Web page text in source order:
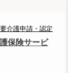
要介護申請・認定
保険サービ